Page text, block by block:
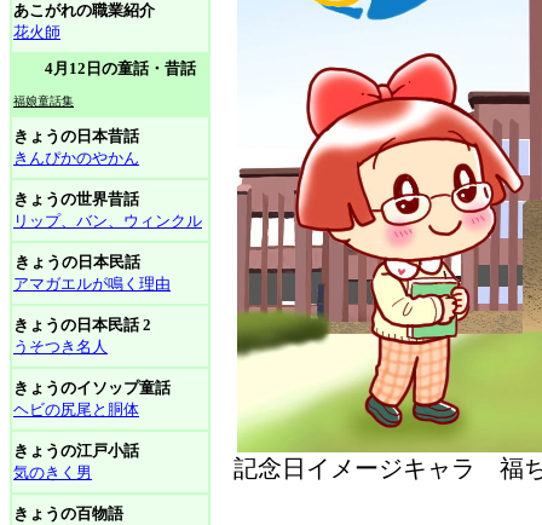
あこがれの職業紹介
花火師
4月12日の童話・昔話
福娘童話集
きょうの日本昔話
きんぴかのやかん
きょうの世界昔話
リップ、バン、ウィンクル
きょうの日本民話
アマガエルが鳴く理由
きょうの日本民話 2
うそつき名人
きょうのイソップ童話
ヘビの尻尾と胴体
きょうの江戸小話
気のきく男
きょうの百物語
記念日イメージキャラ 福